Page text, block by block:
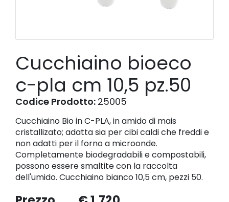
Cucchiaino bioeco
c-pla cm 10,5 pz.50
Codice Prodotto: 25005
Cucchiaino Bio in C-PLA, in amido di mais
cristallizato; adatta sia per cibi caldi che freddi e
non adatti per il forno a microonde.
Completamente biodegradabili e compostabili,
possono essere smaltite con la raccolta
dell'umido. Cucchiaino bianco 10,5 cm, pezzi 50.